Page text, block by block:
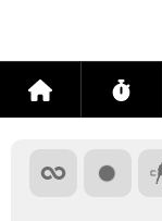
Accueil Flux